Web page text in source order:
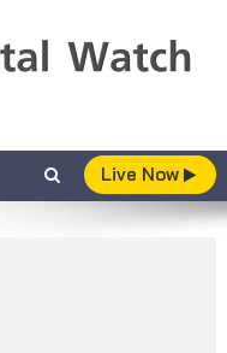
Live Now